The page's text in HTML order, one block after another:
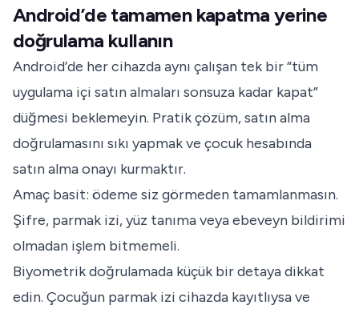
Android’de tamamen kapatma yerine
doğrulama kullanın
Android’de her cihazda aynı çalışan tek bir “tüm
uygulama içi satın almaları sonsuza kadar kapat”
düğmesi beklemeyin. Pratik çözüm, satın alma
doğrulamasını sıkı yapmak ve çocuk hesabında
satın alma onayı kurmaktır.
Amaç basit: ödeme siz görmeden tamamlanmasın.
Şifre, parmak izi, yüz tanıma veya ebeveyn bildirimi
olmadan işlem bitmemeli.
Biyometrik doğrulamada küçük bir detaya dikkat
edin. Çocuğun parmak izi cihazda kayıtlıysa ve